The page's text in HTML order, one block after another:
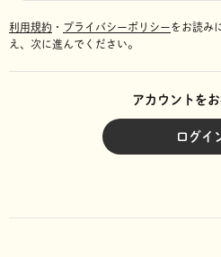
利用規約 ・ プライバシーポリシーをお読み
え、次に進んでください。
アカウントを
ログイ